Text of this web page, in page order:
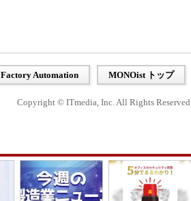
Factory Automation MONOist トップ
Copyright © ITmedia, Inc. All Rights Reserved.